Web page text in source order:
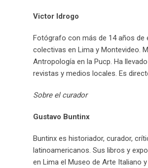
Victor Idrogo
Fotógrafo con más de 14 años de
colectivas en Lima y Montevideo.
Antropología en la Pucp. Ha
revistas y medios locales. Es
Sobre el curador
Gustavo Buntinx
Buntinx es historiador, curador,
latinoamericanos. Sus libros y
en Lima el Museo de Arte Italiano